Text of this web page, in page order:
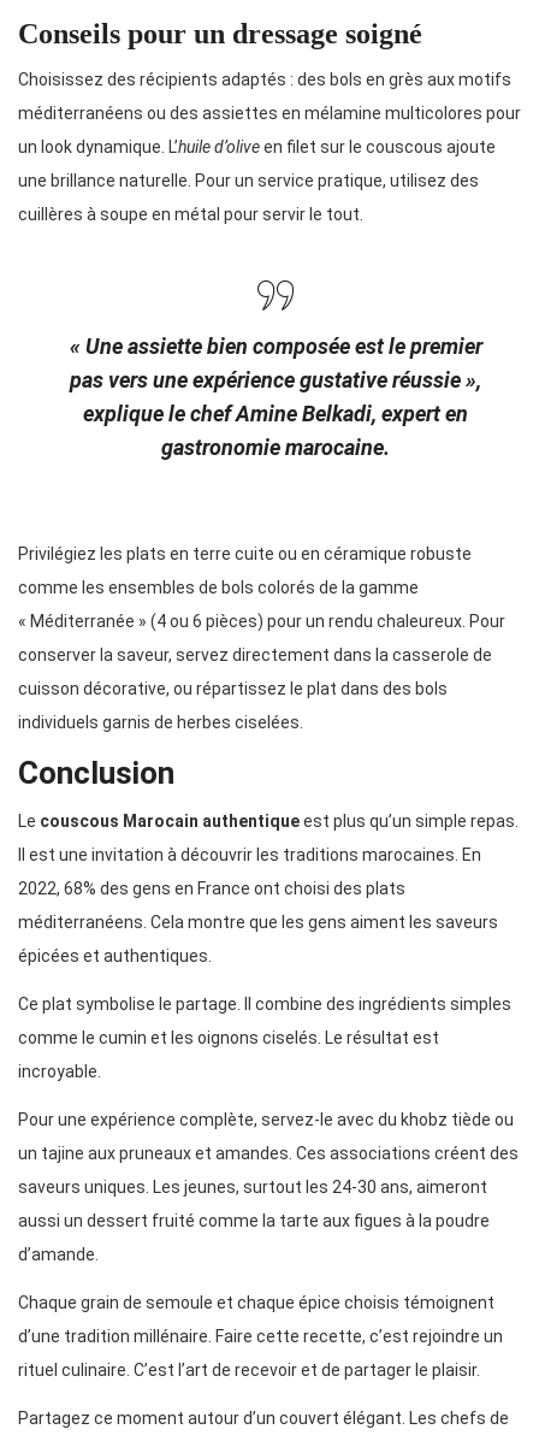
Conseils pour un dressage soigné
Choisissez des récipients adaptés : des bols en grès aux motifs
méditerranéens ou des assiettes en mélamine multicolores pour
un look dynamique. L’huile d’oliveen filet sur le couscous ajoute
une brillance naturelle. Pour un service pratique, utilisez des
cuillères à soupe en métal pour servir le tout.
« Une assiette bien composée est le premier
pas vers une expérience gustative réussie »,
explique le chef Amine Belkadi, expert en
gastronomie marocaine.
Privilégiez les plats en terre cuite ou en céramique robuste
comme les ensembles de bols colorés de la gamme
« Méditerranée » (4 ou 6 pièces) pour un rendu chaleureux. Pour
conserver la saveur, servez directement dans la casserole de
cuisson décorative, ou répartissez le plat dans des bols
individuels garnis de herbes ciselées.
Conclusion
Le couscous Marocain authentiqueest plus qu’un simple repas.
Il est une invitation à découvrir les traditions marocaines. En
2022, 68% des gens en France ont choisi des plats
méditerranéens. Cela montre que les gens aiment les saveurs
épicées et authentiques.
Ce plat symbolise le partage. Il combine des ingrédients simples
comme le cumin et les oignons ciselés. Le résultat est
incroyable.
Pour une expérience complète, servez-le avec du khobz tiède ou
un tajine aux pruneaux et amandes. Ces associations créent des
saveurs uniques. Les jeunes, surtout les 24-30 ans, aimeront
aussi un dessert fruité comme la tarte aux figues à la poudre
d’amande.
Chaque grain de semoule et chaque épice choisis témoignent
d’une tradition millénaire. Faire cette recette, c’est rejoindre un
rituel culinaire. C’est l’art de recevoir et de partager le plaisir.
Partagez ce moment autour d’un couvert élégant. Les chefs de